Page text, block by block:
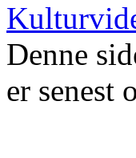
Denne
er senest